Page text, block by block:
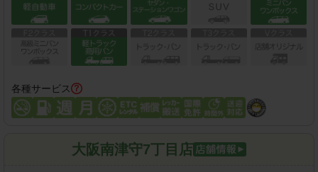
各種サービス
大阪南津守7丁目店